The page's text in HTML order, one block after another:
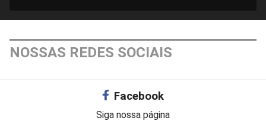
NOSSAS REDES SOCIAIS
Facebook
Siga nossa página